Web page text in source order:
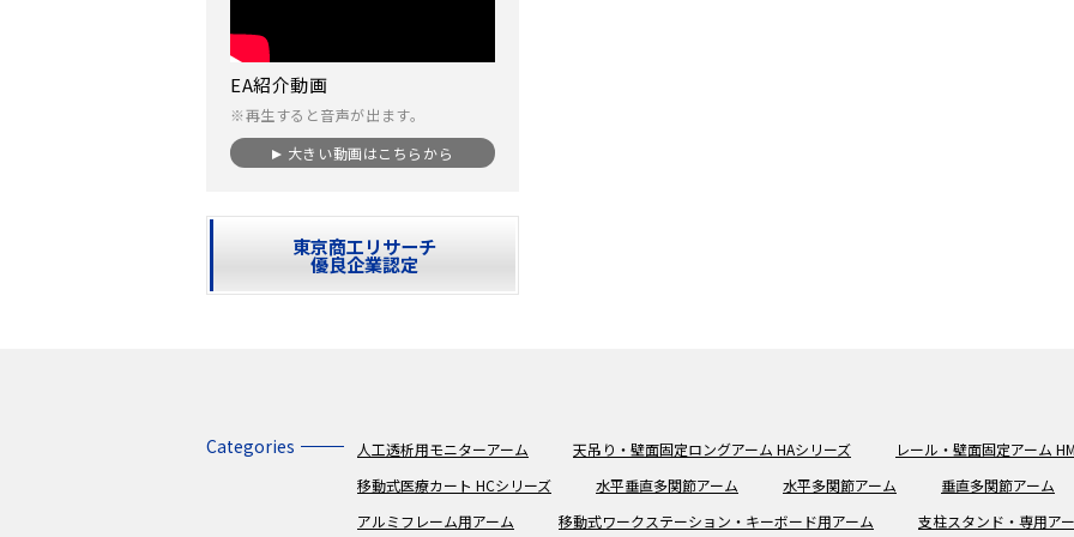
EA紹介動画
※再生すると音声が出ます。
大きい動画はこちらから
東京商工リサーチ
優良企業認定
Categories 人工透析用モニターアーム 天吊り・壁面固定ロングアーム HAシリーズ
レール・壁面固定アーム
移動式医療カート HCシリーズ
水平垂直多関節アーム 水平多関節アーム 垂直多関節アーム
アルミフレーム用アーム
移動式ワークステーション・キーボード用アーム 支柱スタンド・専用ア